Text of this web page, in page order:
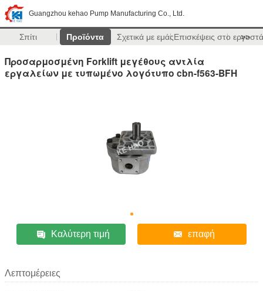
Guangzhou kehao Pump Manufacturing Co., Ltd.
Σπίτι Προϊόντα Σχετικά με εμάςΕπισκέψεις στο >>
Προσαρμοσμένη Forklift μεγέθους αντλία
εργαλείων με τυπωμένο λογότυπο cbn-f563-BFH
Καλύτερη τιμή επαφή
Λεπτομέρειες